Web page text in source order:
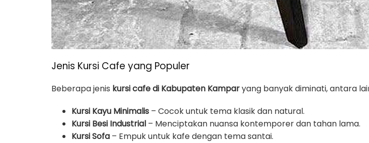
Jenis Kursi Cafe yang Populer
Beberapa jenis kursi cafe di Kabupaten Kamparyang banyak diminati, antara
Kursi Kayu Minimalis – Cocok untuk tema klasik dan natural.
Kursi Besi Industrial – Menciptakan nuansa kontemporer dan tahan lama.
Kursi Sofa – Empuk untuk kafe dengan tema santai.